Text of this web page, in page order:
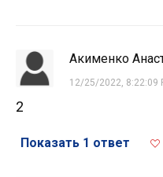
Акименко
12/25/2022, 8:22:09
2
Показать 1 ответ